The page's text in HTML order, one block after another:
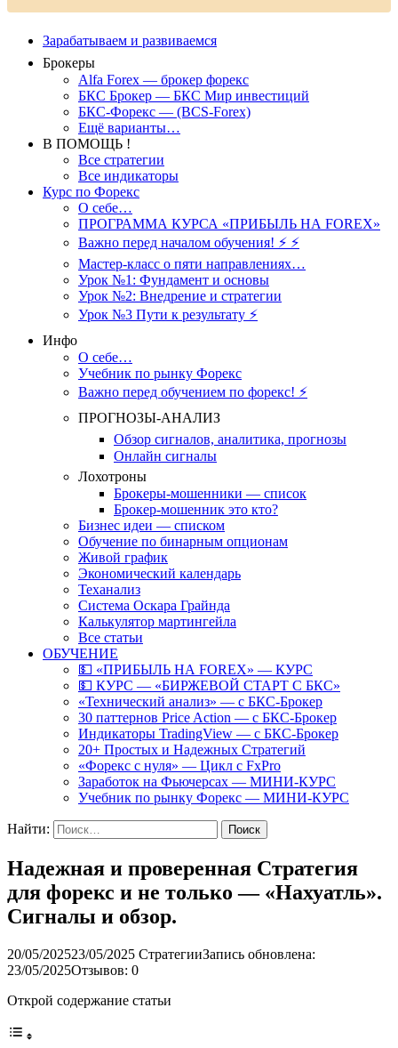
Зарабатываем и развиваемся
Брокеры
Alfa Forex — брокер форекс
БКС Брокер — БКС Мир инвестиций
БКС-Форекс — (BCS-Forex)
Ещё варианты…
В ПОМОЩЬ !
Все стратегии
Все индикаторы
Курс по Форекс
О себе…
ПРОГРАММА КУРСА «ПРИБЫЛЬ НА FOREX»
Важно перед началом обучения! ⚡ ⚡
Мастер-класс о пяти направлениях…
Урок №1: Фундамент и основы
Урок №2: Внедрение и стратегии
Урок №3 Пути к результату ⚡️
Инфо
О себе…
Учебник по рынку Форекс
Важно перед обучением по форекс! ⚡
ПРОГНОЗЫ-АНАЛИЗ
Обзор сигналов, аналитика, прогнозы
Онлайн сигналы
Лохотроны
Брокеры-мошенники — список
Брокер-мошенник это кто?
Бизнес идеи — списком
Обучение по бинарным опционам
Живой график
Экономический календарь
Теханализ
Система Оскара Грайнда
Калькулятор мартингейла
Все статьи
ОБУЧЕНИЕ
💵 «ПРИБЫЛЬ НА FOREX» — КУРС
💵 КУРС — «БИРЖЕВОЙ СТАРТ С БКС»
«Технический анализ» — с БКС-Брокер
30 паттернов Price Action — с БКС-Брокер
Индикаторы TradingView — с БКС-Брокер
20+ Простых и Надежных Стратегий
«Форекс с нуля» — Цикл с FxPro
Заработок на Фьючерсах — МИНИ-КУРС
Учебник по рынку Форекс — МИНИ-КУРС
Найти:
Надежная и проверенная Стратегия
для форекс и не только — «Нахуатль».
Сигналы и обзор.
20/05/202523/05/2025 СтратегииЗапись обновлена:
23/05/2025Отзывов: 0
Открой содержание статьи